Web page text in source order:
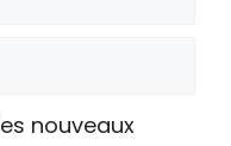
nouveaux